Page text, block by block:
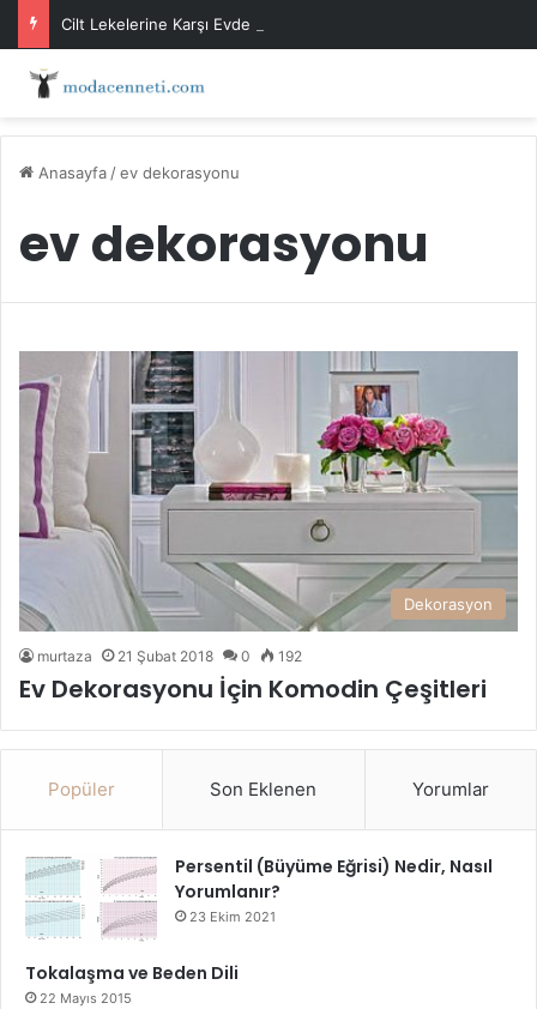
Cilt Lekelerine Karşı Evde Maske Önerileri
Anasayfa /ev dekorasyonu
ev dekorasyonu
Dekorasyon
murtaza 21 Şubat 2018 0 192
Ev Dekorasyonu İçin Komodin Çeşitleri
Popüler Son Eklenen Yorumlar
Persentil (Büyüme Eğrisi) Nedir, Nasıl
Yorumlanır?
23 Ekim 2021
Tokalaşma ve Beden Dili
22 Mayıs 2015